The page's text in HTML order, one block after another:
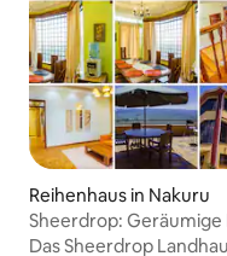
Reihenhaus in Nakuru
Sheerdrop: Geräumige
sieben Schlafzimmern
Das Sheerdrop